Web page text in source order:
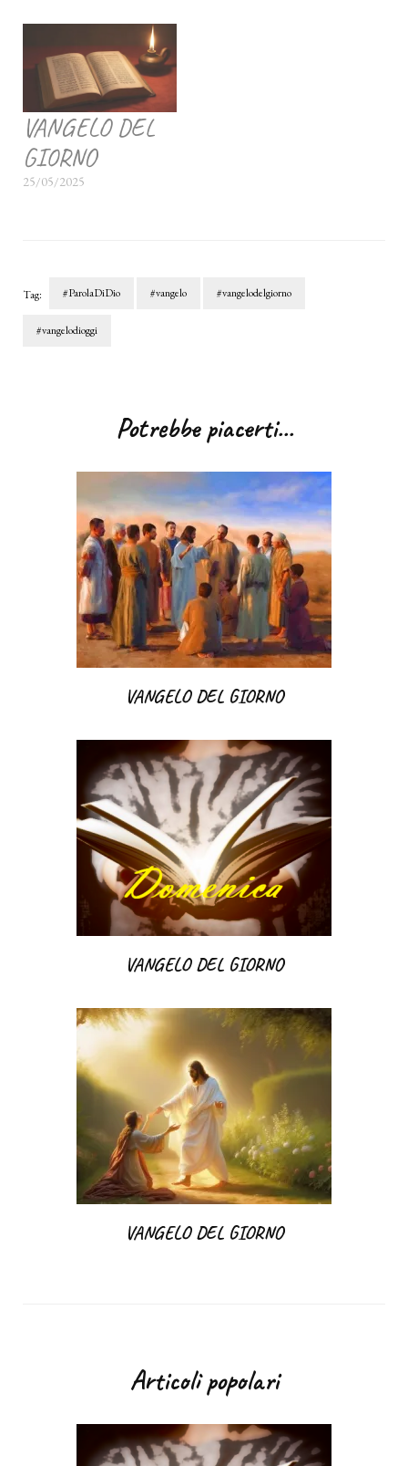
VANGELO DEL
GIORNO
25/05/2025
Tag: #ParolaDiDio #vangelo #vangelodelgiorno
#vangelodioggi
articoliPotrebbe piacerti...
VANGELO DEL GIORNO
VANGELO DEL GIORNO
VANGELO DEL GIORNO
Articoli popolari